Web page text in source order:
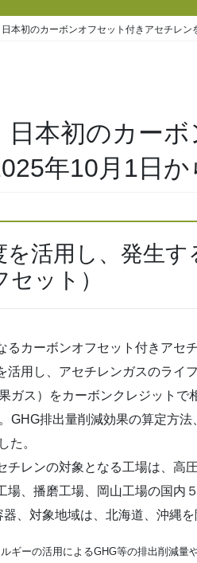
本初のカーボンオフセット付きアセチレ
日本初のカー
年10月1日か
活用し、発生す
ット）
カーボンオフセット付きアセ
活用し、アセチレンガスのライ
ガス）をカーボンクレジットで
GHG排出量削減効果の算定方
た。
レンの対象となる工場は、高
場、播磨工場、岡山工場の国内
、対象地域は、北海道、沖縄を
ギーの活用によるGHG等の排出削減量